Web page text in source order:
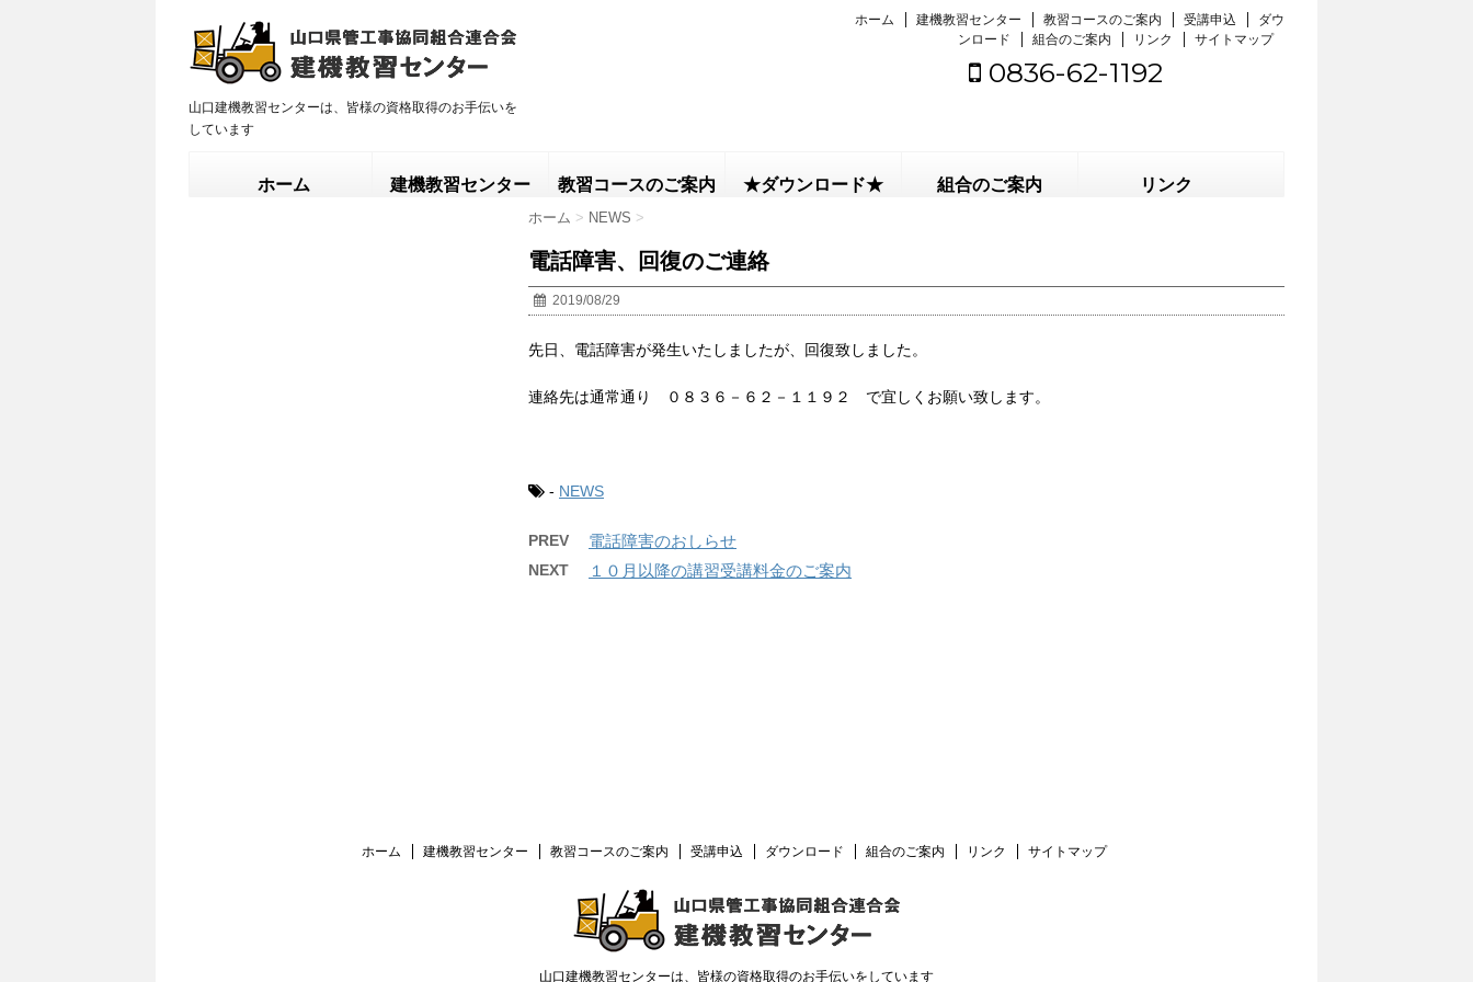
山口建機教習センターは、皆様の資格取得のお手伝いを
しています
ホーム 建機教習センター 教習コースのご案内 受講申込
ダウ
ンロード
組合のご案内 リンク サイトマップ
0836-62-1192
ホーム 建機教習センター 教習コースのご案内 ★ダウンロード★ 組合のご案内 リンク
ホーム > NEWS >
電話障害、回復のご連絡
2019/08/29
先日、電話障害が発生いたしましたが、回復致しました。
連絡先は通常通り ０８３６－６２－１１９２ で宜しくお願い致します。
- NEWS
PREV 電話障害のおしらせ
NEXT １０月以降の講習受講料金のご案内
ホーム 建機教習センター 教習コースのご案内 受講申込 ダウンロード 組合のご案内 リンク サイトマップ
山口建機教習センターは、皆様の資格取得のお手伝いをしています